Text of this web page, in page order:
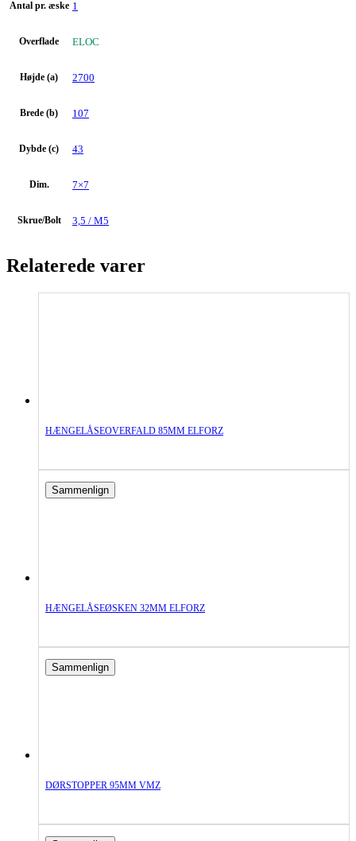
Antal pr. æske 1
Overflade ELOC
Højde (a) 2700
Brede (b) 107
Dybde (c) 43
Dim. 7×7
Skrue/Bolt 3,5 / M5
Relaterede varer
HÆNGELÅSEOVERFALD 85MM ELFORZ
Sammenlign
HÆNGELÅSEØSKEN 32MM ELFORZ
Sammenlign
DØRSTOPPER 95MM VMZ